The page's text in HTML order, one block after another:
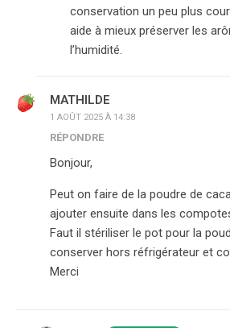
conservation un peu plus
aide à mieux préserver les
l’humidité.
MATHILDE
1 AOÛT 2025 À 14:38
RÉPONDRE
Bonjour,
Peut on faire de la poudre de
ajouter ensuite dans les
Faut il stériliser le pot pour la
conserver hors réfrigérateur et
Merci